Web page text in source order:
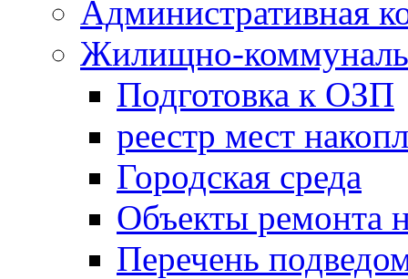
Административная
Жилищно-
Подготовка к ОЗП
реестр мест
Городская среда
Объекты ремонта
Перечень